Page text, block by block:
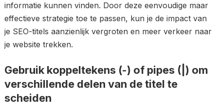
informatie kunnen vinden. Door deze eenvoudige maar
effectieve strategie toe te passen, kun je de impact van
je SEO-titels aanzienlijk vergroten en meer verkeer naar
je website trekken.
Gebruik koppeltekens (-) of pipes (|) om
verschillende delen van de titel te
scheiden